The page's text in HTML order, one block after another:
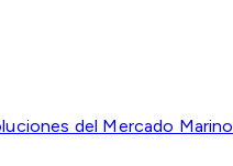
del Mercado Marino